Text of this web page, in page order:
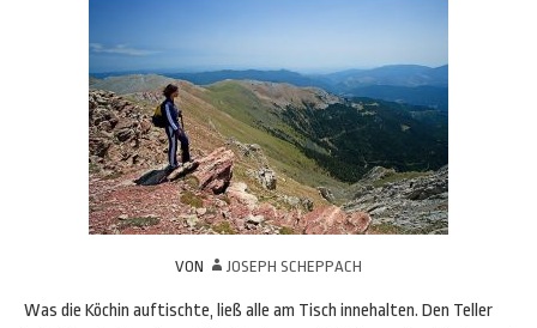
VON JOSEPH SCHEPPACH
Was die Köchin auftischte, ließ alle am Tisch innehalten. Den Teller